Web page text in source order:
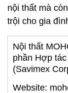
nội thất mà
trội cho gia
Nội thất
phần Hợp
(Savimex
Website: